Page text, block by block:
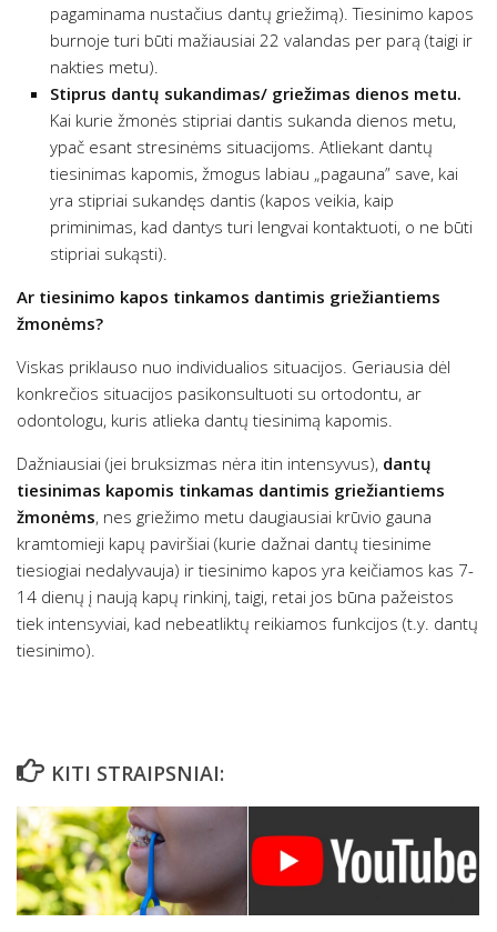
pagaminama nustačius dantų griežimą). Tiesinimo kapos
burnoje turi būti mažiausiai 22 valandas per parą (taigi ir
nakties metu).
Stiprus dantų sukandimas/ griežimas dienos metu.
Kai kurie žmonės stipriai dantis sukanda dienos metu,
ypač esant stresinėms situacijoms. Atliekant dantų
tiesinimas kapomis, žmogus labiau „pagauna” save, kai
yra stipriai sukandęs dantis (kapos veikia, kaip
priminimas, kad dantys turi lengvai kontaktuoti, o ne būti
stipriai sukąsti).
Ar tiesinimo kapos tinkamos dantimis griežiantiems
žmonėms?
Viskas priklauso nuo individualios situacijos. Geriausia dėl
konkrečios situacijos pasikonsultuoti su ortodontu, ar
odontologu, kuris atlieka dantų tiesinimą kapomis.
Dažniausiai (jei bruksizmas nėra itin intensyvus), dantų
tiesinimas kapomis tinkamas dantimis griežiantiems
žmonėms, nes griežimo metu daugiausiai krūvio gauna
kramtomieji kapų paviršiai (kurie dažnai dantų tiesinime
tiesiogiai nedalyvauja) ir tiesinimo kapos yra keičiamos kas 7-
14 dienų į naują kapų rinkinį, taigi, retai jos būna pažeistos
tiek intensyviai, kad nebeatliktų reikiamos funkcijos (t.y. dantų
tiesinimo).
KITI STRAIPSNIAI: